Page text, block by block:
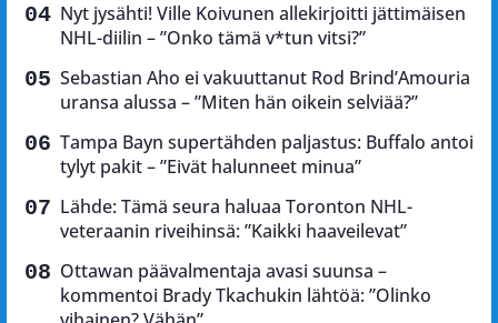
Nyt jysähti! Ville Koivunen allekirjoitti jättimäisen
NHL-diilin – ”Onko tämä v*tun vitsi?”
Sebastian Aho ei vakuuttanut Rod Brind’Amouria
uransa alussa – ”Miten hän oikein selviää?”
Tampa Bayn supertähden paljastus: Buffalo antoi
tylyt pakit – ”Eivät halunneet minua”
Lähde: Tämä seura haluaa Toronton NHL-
veteraanin riveihinsä: ”Kaikki haaveilevat”
Ottawan päävalmentaja avasi suunsa –
kommentoi Brady Tkachukin lähtöä: ”Olinko